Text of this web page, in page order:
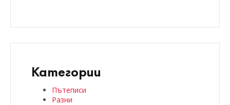
Категории
Пътеписи
Разни